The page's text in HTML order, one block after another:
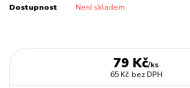
Dostupnost Není skladem
79 Kč/ks
65 Kč bez DPH